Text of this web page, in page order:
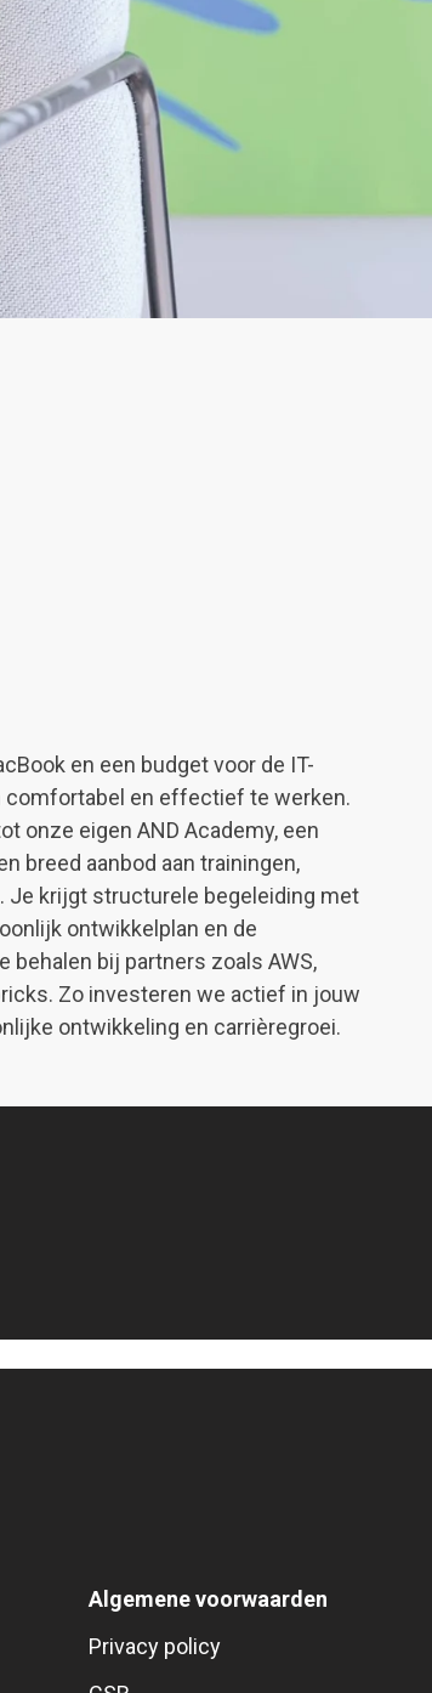
en een budget voor de IT-
en effectief te werken.
onze eigen AND Academy, een
breed aanbod aan trainingen,
Je krijgt structurele begeleiding met
ontwikkelplan en de
bij partners zoals AWS,
Zo investeren we actief in jouw
ontwikkeling en carrièregroei.
Algemene voorwaarden
Privacy policy